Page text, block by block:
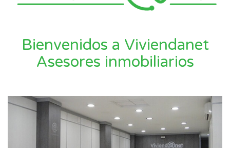
Bienvenidos a Viviendanet
Asesores inmobiliarios